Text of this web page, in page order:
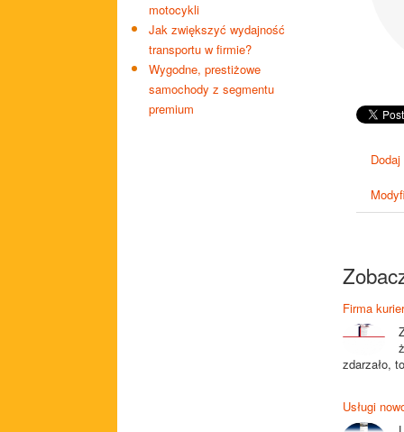
motocykli
Jak zwiększyć wydajność
transportu w firmie?
Wygodne, prestiżowe
samochody z segmentu
premium
Firma
zdarzało,
Usługi